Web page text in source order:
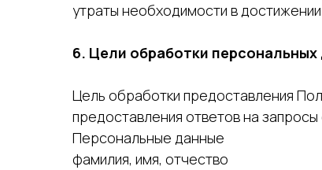
утраты необходимости в
6. Цели обработки персональных
Цель обработки предоставления
предоставления ответов на
Персональные данные
фамилия, имя, отчество